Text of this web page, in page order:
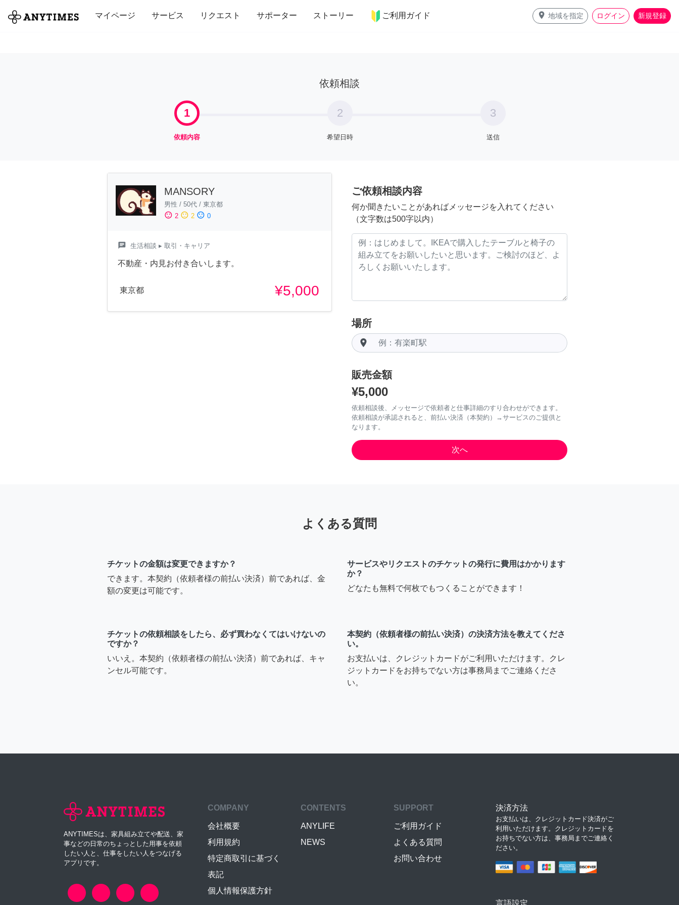
マイページ サービス リクエスト サポーター ストーリー ご利用ガイド place 地域を指定 ログイン 新規登録
全て 修理・組立 家事 引っ越し インテリア 趣味・習い事 ペット 料理
依頼相談
1
依頼内容
2
希望日時
3
送信
MANSORY
男性 / 50代 / 東京都
sentiment_satisfied 2 sentiment_neutral 2 sentiment_dissatisfied 0
chat 生活相談 ▸ 取引・キャリア
不動産・内見お付き合いします。
東京都 ¥5,000
ご依頼相談内容
何か聞きたいことがあればメッセージを入れてください
（文字数は500字以内）
場所
room
販売金額
¥5,000
依頼相談後、メッセージで依頼者と仕事詳細のすり合わせができます。
依頼相談が承認されると、前払い決済（本契約）→サービスのご提供と
なります。
よくある質問
チケットの金額は変更できますか？
できます。本契約（依頼者様の前払い決済）前であれば、金
額の変更は可能です。
サービスやリクエストのチケットの発行に費用はかかります
か？
どなたも無料で何枚でもつくることができます！
チケットの依頼相談をしたら、必ず買わなくてはいけないの
ですか？
いいえ。本契約（依頼者様の前払い決済）前であれば、キャ
ンセル可能です。
本契約（依頼者様の前払い決済）の決済方法を教えてくださ
い。
お支払いは、クレジットカードがご利用いただけます。クレ
ジットカードをお持ちでない方は事務局までご連絡くださ
い。
ANYTIMESは、家具組み立てや配送、家
事などの日常のちょっとした用事を依頼
したい人と、仕事をしたい人をつなげる
アプリです。
COMPANY
会社概要
利用規約
特定商取引に基づく
表記
個人情報保護方針
CONTENTS
ANYLIFE
NEWS
SUPPORT
ご利用ガイド
よくある質問
お問い合わせ
決済方法
お支払いは、クレジットカード決済がご
利用いただけます。クレジットカードを
お持ちでない方は、事務局までご連絡く
ださい。
言語設定